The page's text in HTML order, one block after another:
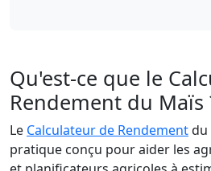
Qu'est-ce que le
Rendement du Maïs
Le Calculateur de Rendementdu
pratique conçu pour aider les